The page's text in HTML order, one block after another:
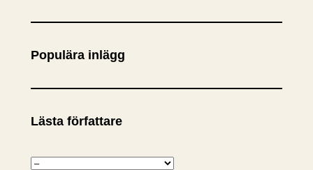
k
Populära inlägg
Lästa författare
K